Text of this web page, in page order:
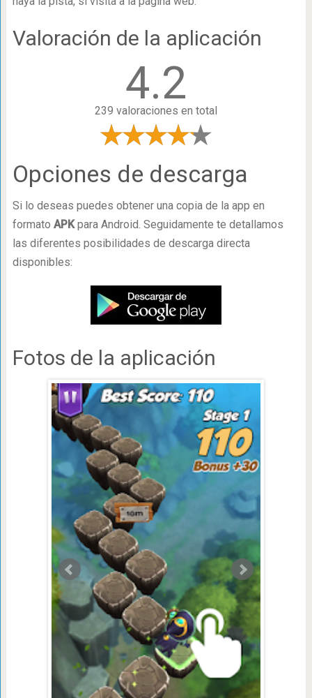
Valoración de la aplicación
4.2
239 valoraciones en total
Opciones de descarga
Si lo deseas puedes obtener una copia de la app en
formato APKpara Android. Seguidamente te detallamos
las diferentes posibilidades de descarga directa
disponibles:
Fotos de la aplicación